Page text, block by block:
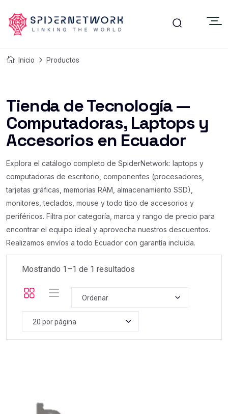
Inicio Productos
Tienda de Tecnología —
Computadoras, Laptops y
Accesorios en Ecuador
Explora el catálogo completo de SpiderNetwork: laptops y
computadoras de escritorio, componentes (procesadores,
tarjetas gráficas, memorias RAM, almacenamiento SSD),
monitores, teclados, mouse y todo tipo de accesorios y
periféricos. Filtra por categoría, marca y rango de precio para
encontrar el equipo ideal y aprovecha nuestros descuentos.
Realizamos envíos a todo Ecuador con garantía incluida.
Mostrando 1–1 de 1 resultados
Ordenar
20 por página